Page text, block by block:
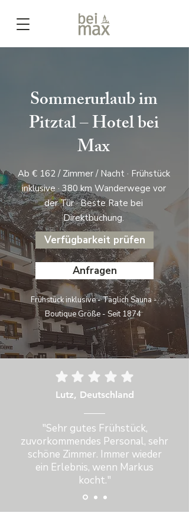
Sommerurlaub im
Pitztal – Hotel bei
Max
Ab € 162 / Zimmer / Nacht · Frühstück
inklusive · 380 km Wanderwege vor
der Tür · Beste Rate bei
Direktbuchung.
Verfügbarkeit prüfen
Anfragen
Frühstück inklusive - Täglich Sauna -
Boutique Größe - Seit 1874
Lutz, Deutschland
"Sehr gutes Frühstück,
zuvorkommendes Personal, sehr
schöne Zimmer. Immer wieder
ein Erlebnis, wenn Markus
kocht."